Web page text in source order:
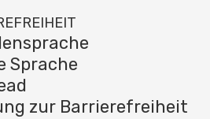
Sprache
zur Barrierefreiheit